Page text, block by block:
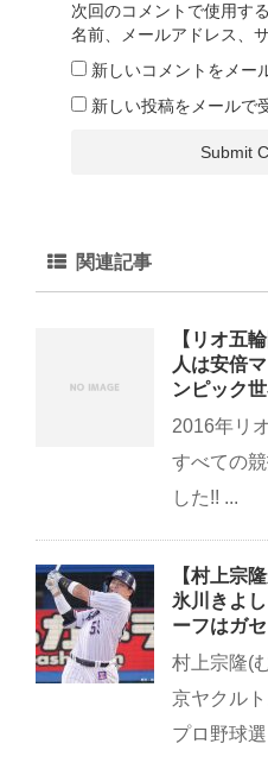
次回のコメントで使用す
名前、メールアドレス、
新しいコメントをメー
新しい投稿をメールで
関連記事
【リオ五
人は安倍
ンピック
2016年リ
すべての
した!! ...
【村上宗
氷川きよ
ーフはガ
村上宗隆(
京ヤクル
プロ野球選